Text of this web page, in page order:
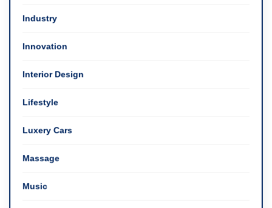
Industry
Innovation
Interior Design
Lifestyle
Luxery Cars
Massage
Music